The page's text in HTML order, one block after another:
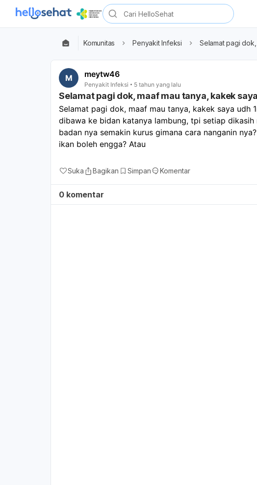
Komunitas Penyakit Infeksi Selamat pagi
M meytw46
Penyakit Infeksi 5 tahun yang lalu
Selamat pagi dok, maaf mau tanya, kakek
Selamat pagi dok, maaf mau tanya, kakek saya udh
dibawa ke bidan katanya lambung, tpi setiap dikasih
badan nya semakin kurus gimana cara nanganin
ikan boleh engga? Atau
Suka Bagikan Simpan Komentar
0 komentar